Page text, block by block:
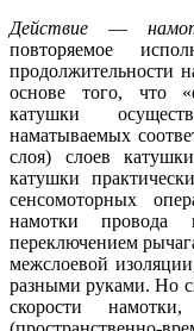
Действие —
повторяемое
продолжительности
основе того, что
катушки
наматываемых
слоя) слоев
катушки
сенсомоторных
намотки про­вода
переключе­нием
межслоевой
разными руками. Но
скорости